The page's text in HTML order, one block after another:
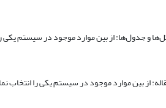
و جدول‌ها: از بین موارد موجود در سیستم یکی
از بین موارد موجود در سیستم یکی را انتخاب